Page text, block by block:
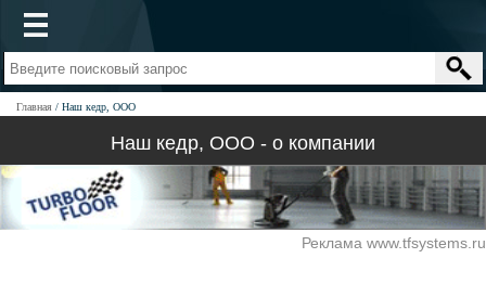
Главная Наш кедр, ООО
Наш кедр, ООО - о компании
Реклама www.tfsystems.ru